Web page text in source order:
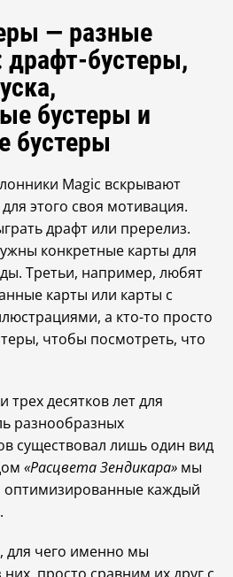
— разные
драфт-бустеры,
бустеры и
бустеры
Magic вскрывают
этого своя мотивация.
драфт или пререлиз.
конкретные карты для
Третьи, например, любят
карты или карты с
а кто-то просто
чтобы посмотреть, что
десятков лет для
разнообразных
существовал лишь один вид
«Расцвета Зендикара» мы
оптимизированные каждый
для чего именно мы